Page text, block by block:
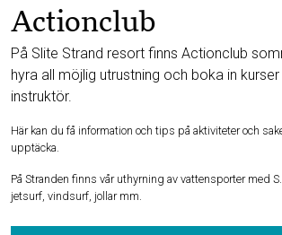
Actionclub
På Slite Strand resort finns Actionclub
hyra all möjlig utrustning och boka in
instruktör.
Här kan du få information och tips på aktiviteter och
upptäcka.
På Stranden finns vår uthyrning av vattensporter med
jetsurf, vindsurf, jollar mm.